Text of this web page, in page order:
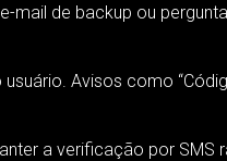
de backup ou
Avisos como
a verificação por SMS